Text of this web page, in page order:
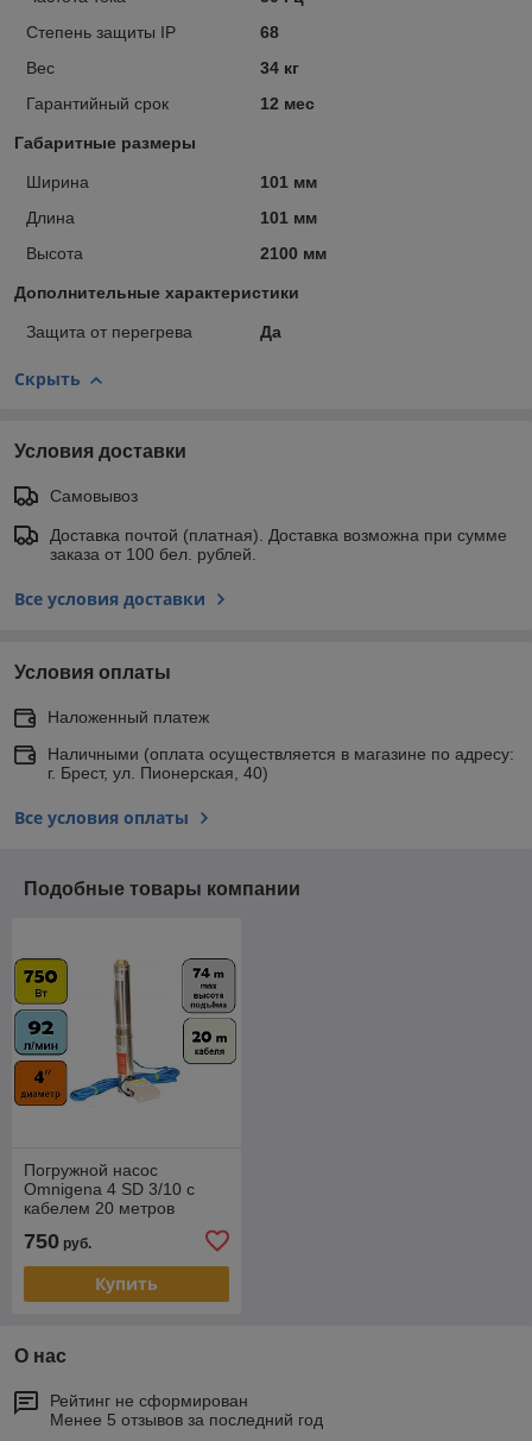
Степень защиты IP
68
Вес
34 кг
Гарантийный срок
12 мес
Габаритные размеры
Ширина
101 мм
Длина
101 мм
Высота
2100 мм
Дополнительные характеристики
Защита от перегрева Да
Скрыть
Условия доставки
Самовывоз
Доставка почтой (платная). Доставка возможна при сумме
заказа от 100 бел. рублей.
Все условия доставки
Условия оплаты
Наложенный платеж
Наличными (оплата осуществляется в магазине по адресу:
г. Брест, ул. Пионерская, 40)
Все условия оплаты
Подобные товары компании
Погружной насос
Omnigena 4 SD 3/10 с
кабелем 20 метров
многоступенчатый)
750 руб.
Купить
О нас
Рейтинг не сформирован
Менее 5 отзывов за последний год